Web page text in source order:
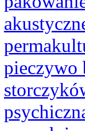
pieczywo